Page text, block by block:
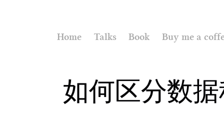
Home Talks Book Buy me a
如何区分数